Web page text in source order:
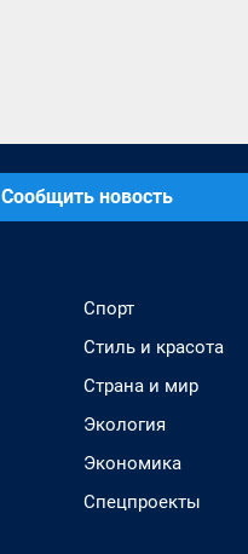
Сообщить новость
Спорт
Стиль и красота
Страна и мир
Экология
Экономика
Спецпроекты